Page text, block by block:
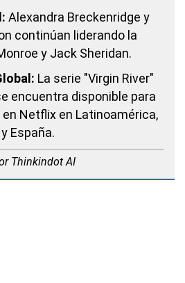
Alexandra Breckenridge y
continúan liderando la
y Jack Sheridan.
La serie "Virgin River"
encuentra disponible para
Netflix en Latinoamérica,
España.
Thinkindot AI